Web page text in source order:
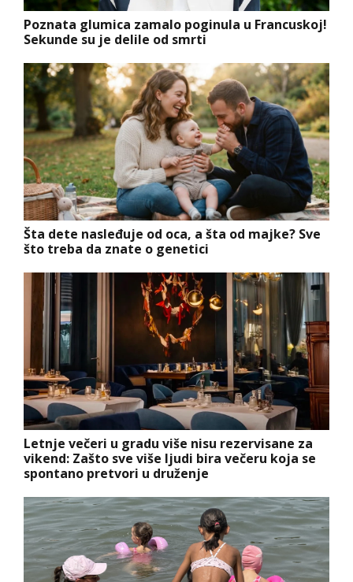
Poznata glumica zamalo poginula u Francuskoj!
Sekunde su je delile od smrti
Šta dete nasleđuje od oca, a šta od majke? Sve
što treba da znate o genetici
Letnje večeri u gradu više nisu rezervisane za
vikend: Zašto sve više ljudi bira večeru koja se
spontano pretvori u druženje